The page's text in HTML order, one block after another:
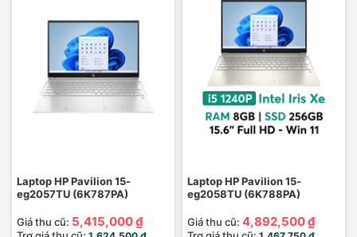
Laptop HP Pavilion 15-
eg2057TU (6K787PA)
Giá thu cũ: 5,415,000 ₫
Laptop HP Pavilion 15-
eg2058TU (6K788PA)
Giá thu cũ: 4,892,500 ₫